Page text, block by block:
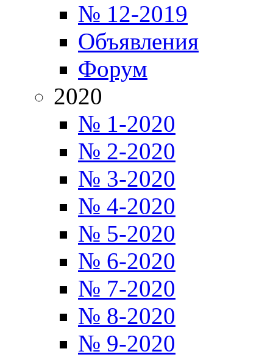
№ 12-2019
Объявления
Форум
2020
№ 1-2020
№ 2-2020
№ 3-2020
№ 4-2020
№ 5-2020
№ 6-2020
№ 7-2020
№ 8-2020
№ 9-2020